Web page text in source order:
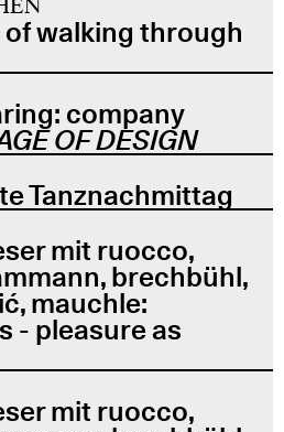
walking through
company
OF DESIGN
Tanznachmittag
mit ruocco,
brechbühl,
mauchle:
- pleasure as
mit ruocco,